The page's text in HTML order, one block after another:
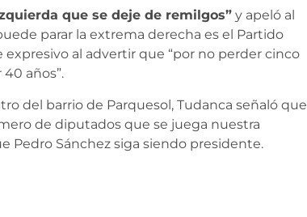
que se deje de remilgos” y apeló al
parar la extrema derecha es el Partido
expresivo al advertir que “por no perder cinco
años”.
del barrio de Parquesol, Tudanca señaló que
de diputados que se juega nuestra
Pedro Sánchez siga siendo presidente.